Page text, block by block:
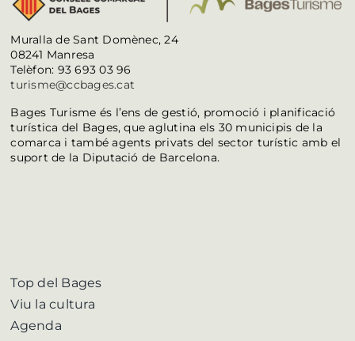
Muralla de Sant Domènec, 24
08241 Manresa
Telèfon: 93 693 03 96
turisme@ccbages.cat
Bages Turisme és l’ens de gestió, promoció i planificació
turística del Bages, que aglutina els 30 municipis de la
comarca i també agents privats del sector turístic amb el
suport de la Diputació de Barcelona.
Top del Bages
Viu la cultura
Agenda